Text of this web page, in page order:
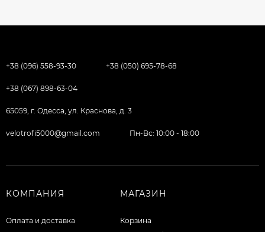
+38 (096) 558-93-30 +38 (050) 695-78-68
+38 (067) 898-63-04
65059, г. Одесса, ул. Краснова, д. 3
velotrofi5000@gmail.com Пн-Вс: 10:00 - 18:00
КОМПАНИЯ
Оплата и доставка
МАГАЗИН
Корзина